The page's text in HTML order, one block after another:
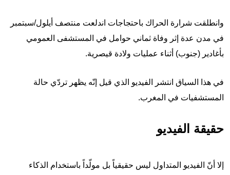
وانطلقت شرارة الحراك باحتجاجات اندلعت منتصف أيلول/سبتمبر
في مدن عدة إثر وفاة ثماني حوامل في المستشفى العمومي
بأغادير (جنوب) أثناء عمليات ولادة قيصرية.
في هذا السياق انتشر الفيديو الذي قيل إنّه يظهر تردّي حالة
المستشفيات في المغرب.
حقيقة الفيديو
إلا أنّ الفيديو المتداول ليس حقيقياً بل مولّداً باستخدام الذكاء